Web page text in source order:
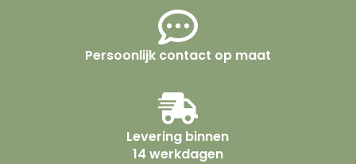
Persoonlijk contact op maat
Levering binnen
14 werkdagen